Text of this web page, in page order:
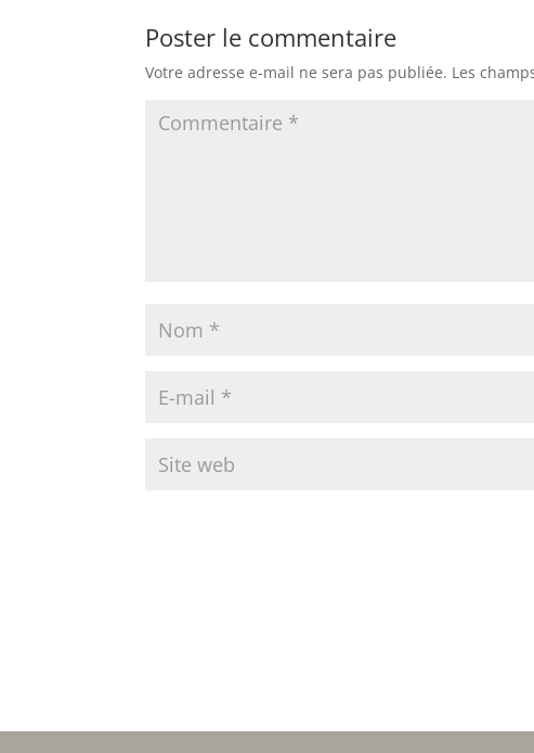
Poster le commentaire
Votre adresse e-mail ne sera pas publiée. Les